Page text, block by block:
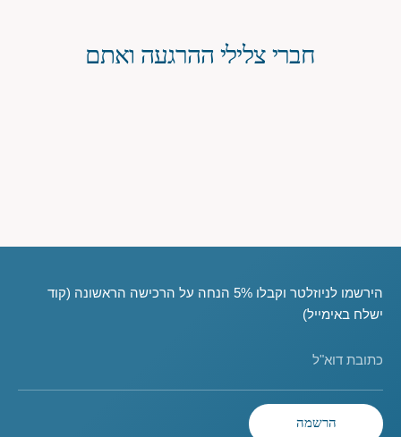
חברי צלילי ההרגעה ואתם
הירשמו לניוזלטר וקבלו 5% הנחה על הרכישה הראשונה (קוד
ישלח באימייל)
כתובת דוא"ל
הרשמה